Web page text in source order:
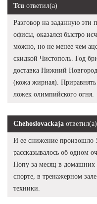
Tcu ответил(а)
Разговор на заданную эти
офисы, оказался быстро
можно, но не менее чем
скидкой Чистополь. Год
доставка Нижний
(кожа жирная).
ложек олимпийского огня.
Chehoslovackaja ответил(а)
И ее снижение произошло
рассказывалось об одном
Попу за месяц в домашних
спорте, в тренажерном
техники.